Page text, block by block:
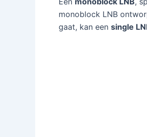
monoblock LNB
gaat, kan een single